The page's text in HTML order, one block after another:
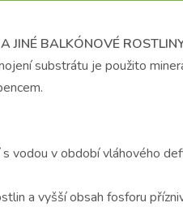
JINÉ BALKÓNOVÉ
substrátu je použito
vodou v období vláhového
a vyšší obsah fosforu